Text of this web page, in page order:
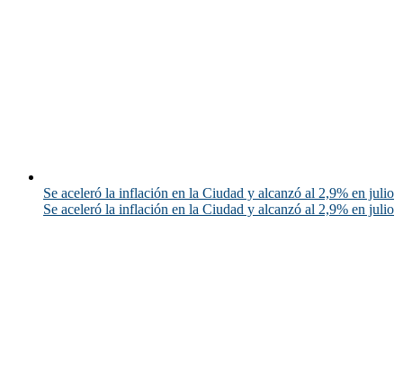
Se aceleró la inflación en la Ciudad y alcanzó al 2,9% en julio
Se aceleró la inflación en la Ciudad y alcanzó al 2,9% en julio